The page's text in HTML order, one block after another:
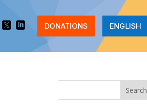
  DONATIONS ENGLISH
Search